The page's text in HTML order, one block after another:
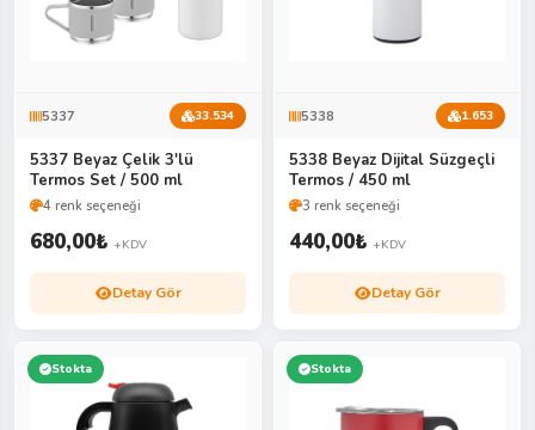
5337 33.534
5337 Beyaz Çelik 3'lü
Termos Set / 500 ml
4 renk seçeneği
680,00₺ +KDV
Detay Gör
5338 1.653
5338 Beyaz Dijital Süzgeçli
Termos / 450 ml
3 renk seçeneği
440,00₺ +KDV
Detay Gör
Stokta Stokta